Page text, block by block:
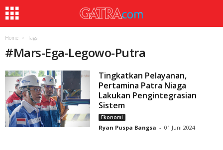
Home Tags
#Mars-Ega-Legowo-Putra
Tingkatkan Pelayanan,
Pertamina Patra Niaga
Lakukan Pengintegrasian
Sistem
Ekonomi
Ryan Puspa Bangsa - 01 Juni 2024